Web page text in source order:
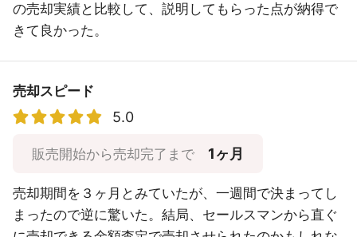
の売却実績と比較して、説明してもらった点が納得で
きて良かった。
売却スピード
5.0
販売開始から売却完了まで 1ヶ月
売却期間を３ヶ月とみていたが、一週間で決まってし
まったので逆に驚いた。結局、セールスマンから直ぐ